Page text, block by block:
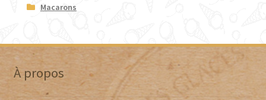
Macarons
À propos